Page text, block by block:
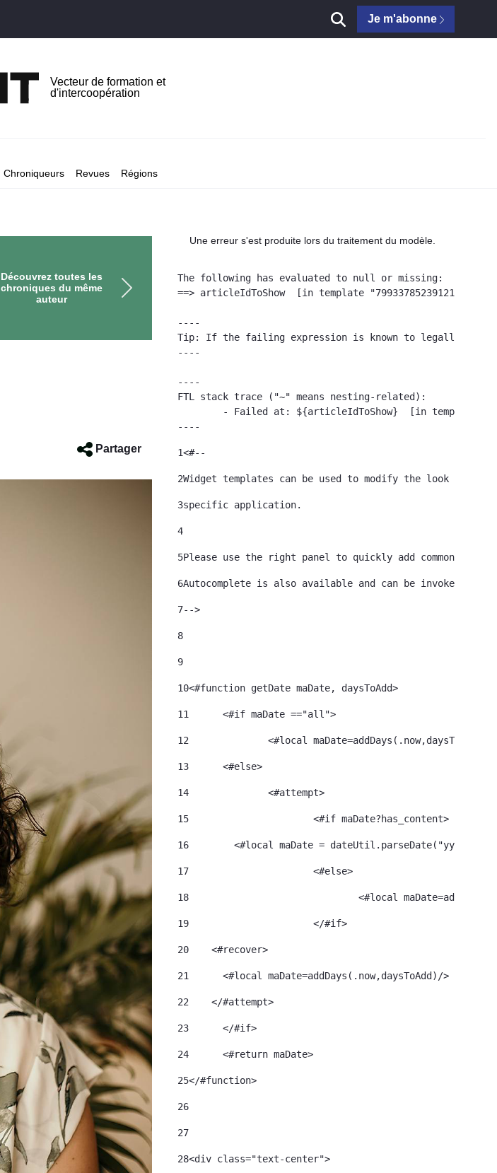
Je m'abonne
Vecteur de formation et
d'intercoopération
Chroniqueurs Revues Régions
Découvrez toutes les
chroniques du même
auteur
Partager
Une erreur s'est produite lors du traitement du modèle.
The following has evaluated to null or missing:
==> articleIdToShow  [in template
----
Tip: If the failing expression is known to legally refer to
----
----
FTL stack trace ("~" means nesting-related):
----
1<#--
2Widget templates can be used to modify the look of a
3specific application.
4
5Please use the right panel to quickly add commonly
6Autocomplete is also available and can be invoked by
7-->
8
9
10<#function getDate maDate, daysToAdd>
11
	<#if maDate =="all">
12
		<#local maDate=addDays(.now,daysToAdd)>
13
	<#else>
14
		<#attempt>
15
			<#if maDate?has_content>
16
<#local maDate = dateUtil.parseDate("yyyy-
17
			<#else>
18
<#local
19
			</#if>
20
    <#recover>
21
      <#local maDate=addDays(.now,daysToAdd)/>
22
    </#attempt>
23
	</#if>
24
	<#return maDate>
25</#function>
26
27
28<div class="text-center">